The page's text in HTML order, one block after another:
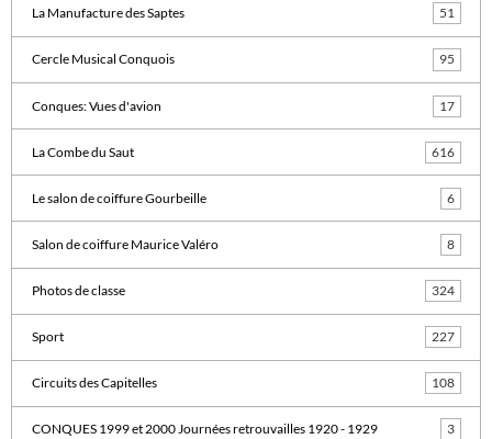
La Manufacture des Saptes 51
Cercle Musical Conquois 95
Conques: Vues d'avion 17
La Combe du Saut 616
Le salon de coiffure Gourbeille 6
Salon de coiffure Maurice Valéro 8
Photos de classe 324
Sport 227
Circuits des Capitelles 108
CONQUES 1999 et 2000 Journées retrouvailles 1920 - 1929 3